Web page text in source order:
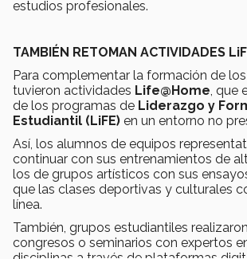
estudios profesionales.
TAMBIÉN RETOMAN ACTIVIDADES
Para complementar la formación de
tuvieron actividades Life@Home, que
de los programas de Liderazgo y
Estudiantil (LiFE) en un entorno no
Así, los alumnos de equipos
continuar con sus entrenamientos de
los de grupos artísticos con sus
que las clases deportivas y culturales
línea.
También, grupos estudiantiles
congresos o seminarios con expertos